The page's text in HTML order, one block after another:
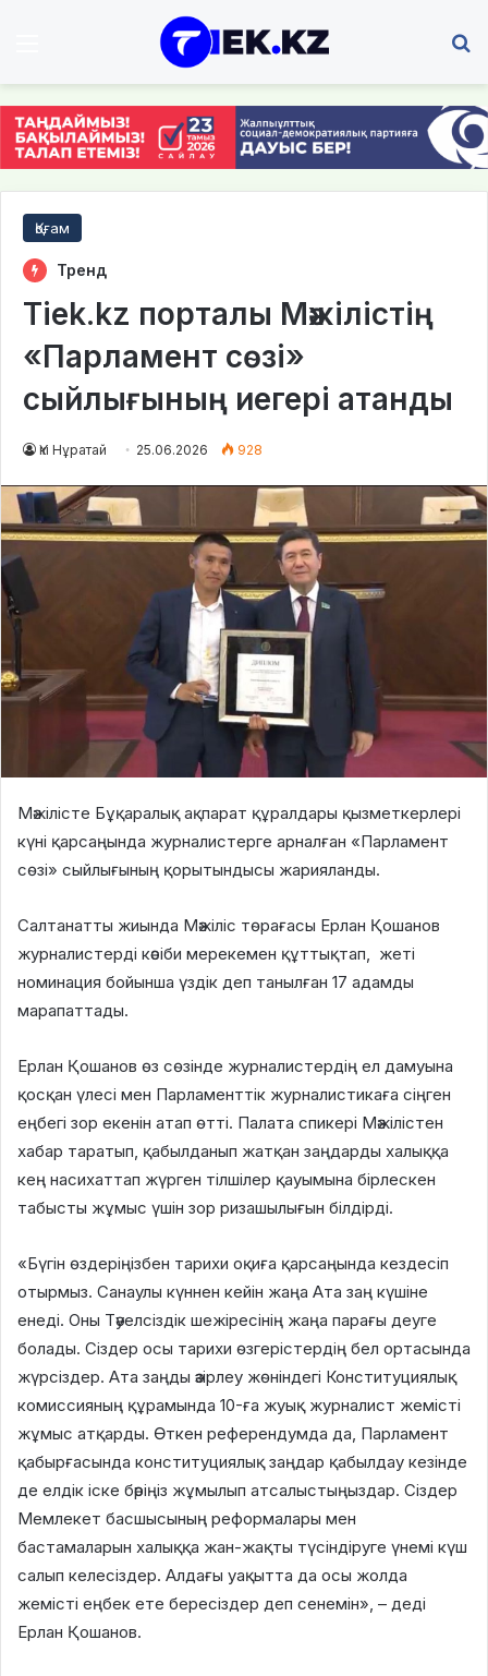
Қоғам
Тренд
Tiek.kz порталы Мәжілістің
«Парламент сөзі»
сыйлығының иегері атанды
Үкі Нұратай 25.06.2026 928
Мәжілісте Бұқаралық ақпарат құралдары қызметкерлері
күні қарсаңында журналистерге арналған «Парламент
сөзі» сыйлығының қорытындысы жарияланды.
Салтанатты жиында Мәжіліс төрағасы Ерлан Қошанов
журналистерді кәсіби мерекемен құттықтап, жеті
номинация бойынша үздік деп танылған 17 адамды
марапаттады.
Ерлан Қошанов өз сөзінде журналистердің ел дамуына
қосқан үлесі мен Парламенттік журналистикаға сіңген
еңбегі зор екенін атап өтті. Палата спикері Мәжілістен
хабар таратып, қабылданып жатқан заңдарды халыққа
кең насихаттап жүрген тілшілер қауымына бірлескен
табысты жұмыс үшін зор ризашылығын білдірді.
«Бүгін өздеріңізбен тарихи оқиға қарсаңында кездесіп
отырмыз. Санаулы күннен кейін жаңа Ата заң күшіне
енеді. Оны Тәуелсіздік шежіресінің жаңа парағы деуге
болады. Сіздер осы тарихи өзгерістердің бел ортасында
жүрсіздер. Ата заңды әзірлеу жөніндегі Конституциялық
комиссияның құрамында 10-ға жуық журналист жемісті
жұмыс атқарды. Өткен референдумда да, Парламент
қабырғасында конституциялық заңдар қабылдау кезінде
де елдік іске бәріңіз жұмылып атсалыстыңыздар. Сіздер
Мемлекет басшысының реформалары мен
бастамаларын халыққа жан-жақты түсіндіруге үнемі күш
салып келесіздер. Алдағы уақытта да осы жолда
жемісті еңбек ете бересіздер деп сенемін», – деді
Ерлан Қошанов.